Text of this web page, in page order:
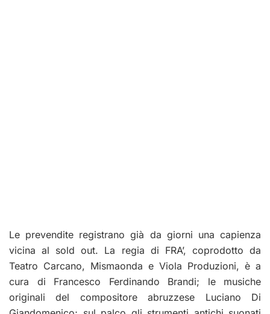
Le prevendite registrano già da giorni una capienza
vicina al sold out. La regia di FRA’, coprodotto da
Teatro Carcano, Mismaonda e Viola Produzioni, è a
cura di Francesco Ferdinando Brandi; le musiche
originali del compositore abruzzese Luciano Di